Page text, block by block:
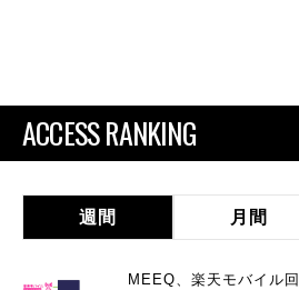
ACCESS RANKING
週間 月間
MEEQ、楽天モバイル